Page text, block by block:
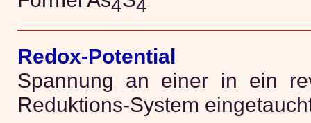
4 4
Redox-Potential
Spannung an einer in ein
Reduktions-System